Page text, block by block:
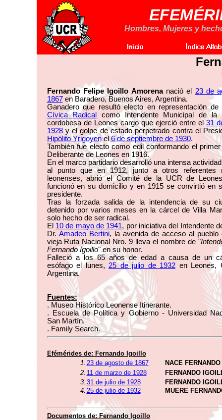
Hombres, Mujeres y
Fernando Felipe Igoillo Amorena nació el 23 de
1867en Baradero, Buenos Aires, Argentina.
Ganadero que resultó electo en representación
Cívica Radical
como Intendente Municipal de la
cordobesa de Leones cargo que ejerció entre el31
1928y el golpe de estado perpetrado contra el
Hipólito Yrigoyenel6 de septiembre de 1930.
También fue electo como edil conformando el
Deliberante de Leones en 1916.
En el marco partidario desarrolló una intensa
al punto que en 1912, junto a otros referentes
leonenses, abrió el Comité de la UCR de
funcionó en su domicilio y en 1915 se convirtió en
presidente.
Tras la forzada salida de la intendencia de su
detenido por varios meses en la cárcel de Villa
solo hecho de ser radical.
El 10 de mayo de 1941, por iniciativa del Intendente
Dr. Amadeo Bertini, la avenida de acceso al pueblo
vieja Ruta Nacional Nro. 9 lleva el nombre de "
Fernando Igoillo" en su honor.
Falleció a los 65 años de edad a causa de un
esófago el lunes, 25 de julio de 1932 en Leones,
Argentina.
Fuentes:
. Museo Histórico Leonense Itinerante.
. Escuela de Política y Gobierno - Universidad
San Martín.
. Family Search.
Efémérides de: Fernando Igoillo
1. 23 de agosto de 1867
NACE
2. 11 de marzo de 1928
FERNANDO
3. 31 de julio de 1928
FERNANDO
4. 25 de julio de 1932 MUERE
Documentos de: Fernando Igoillo